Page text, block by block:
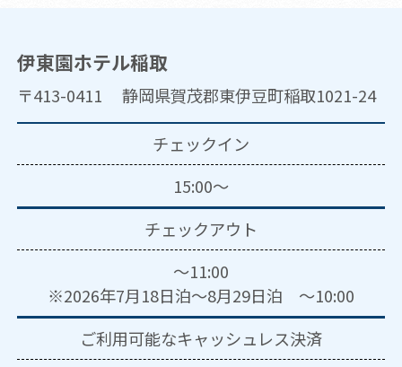
伊東園ホテル稲取
〒413-0411 静岡県賀茂郡東伊豆町稲取1021-24
チェックイン
15:00～
チェックアウト
～11:00
※2026年7月18日泊～8月29日泊 ～10:00
ご利用可能なキャッシュレス決済